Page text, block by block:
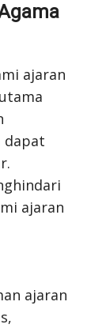
ajaran
dapat
ajaran
ajaran